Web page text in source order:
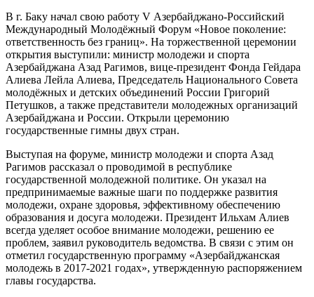
В г. Баку начал свою работу V Азербайджано-Российский
Международный Молодёжный Форум «Новое поколение:
ответственность без границ». На торжественной церемонии
открытия выступили: министр молодежи и спорта
Азербайджана Азад Рагимов, вице-президент Фонда Гейдара
Алиева Лейла Алиева, Председатель Национального Совета
молодёжных и детских объединений России Григорий
Петушков, а также представители молодежных организаций
Азербайджана и России. Открыли церемонию
государственные гимны двух стран.
Выступая на форуме, министр молодежи и спорта Азад
Рагимов рассказал о проводимой в республике
государственной молодежной политике. Он указал на
предпринимаемые важные шаги по поддержке развития
молодежи, охране здоровья, эффективному обеспечению
образования и досуга молодежи. Президент Ильхам Алиев
всегда уделяет особое внимание молодежи, решению ее
проблем, заявил руководитель ведомства. В связи с этим он
отметил государственную программу «Азербайджанская
молодежь в 2017-2021 годах», утвержденную распоряжением
главы государства.